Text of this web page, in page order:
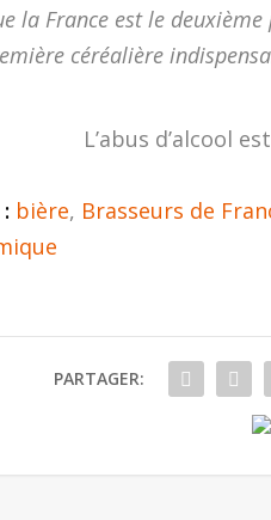
la France est le
céréalière
L’abus d’alcool
bière, Brasseurs de
PARTAGER: